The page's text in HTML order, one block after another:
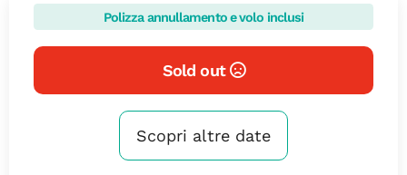
Polizza annullamento e volo inclusi
Sold out
Scopri altre date